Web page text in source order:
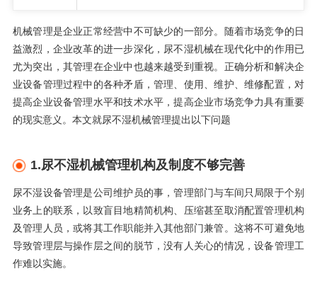
机械管理是企业正常经营中不可缺少的一部分。随着市场竞争的日
益激烈，企业改革的进一步深化，尿不湿机械在现代化中的作用已
尤为突出，其管理在企业中也越来越受到重视。正确分析和解决企
业设备管理过程中的各种矛盾，管理、使用、维护、维修配置，对
提高企业设备管理水平和技术水平，提高企业市场竞争力具有重要
的现实意义。本文就尿不湿机械管理提出以下问题
1.尿不湿机械管理机构及制度不够完善
尿不湿设备管理是公司维护员的事，管理部门与车间只局限于个别
业务上的联系，以致盲目地精简机构、压缩甚至取消配置管理机构
及管理人员，或将其工作职能并入其他部门兼管。这将不可避免地
导致管理层与操作层之间的脱节，没有人关心的情况，设备管理工
作难以实施。